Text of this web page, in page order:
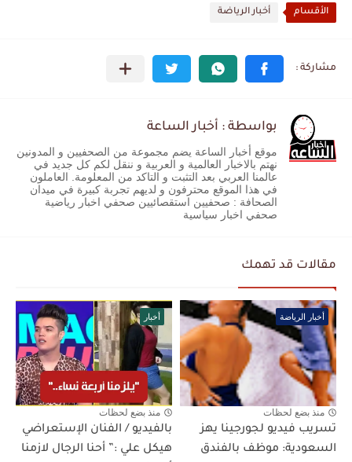
الأقسام أخبار الرياضة
بواسطة : أخبار الساعة
موقع أخبار الساعة يضم مجموعة من الصحفيين و المدونين
نهتم بالاخبار العالمية و العربية و ننقل لكم كل جديد في
عالمنا العربي بعد التثبت و التاكد من المعلومة. العاملون
في هذا الموقع محترفون و لديهم تجربة كبيرة في ميدان
الصحافة : صحفيين استقصائيين صحفي اخبار رياضية
صحفي اخبار سياسية
مقالات قد تهمك
أخبار الرياضة
منذ بضع لحظات
تسريب فيديو لجورجينا يهز
السعودية: موظف بالفندق
أخبار
منذ بضع لحظات
بالفيديو / الفنان الإستعراضي
هيكل علي :” أحنا الرجال لازمنا